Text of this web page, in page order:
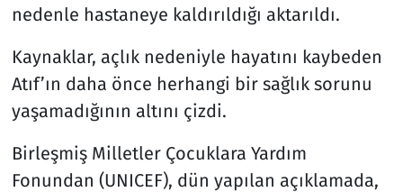
nedenle hastaneye kaldırıldığı aktarıldı.
Kaynaklar, açlık nedeniyle hayatını kaybeden
Atıf’ın daha önce herhangi bir sağlık sorunu
yaşamadığının altını çizdi.
Birleşmiş Milletler Çocuklara Yardım
Fonundan (UNICEF), dün yapılan açıklamada,